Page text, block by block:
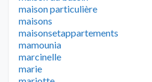
maison particulière
maisons
maisonsetappartements
mamounia
marcinelle
marie